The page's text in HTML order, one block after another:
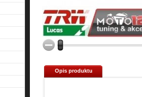
Opis produktu